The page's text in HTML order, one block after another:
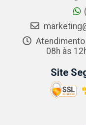
08h às
Site